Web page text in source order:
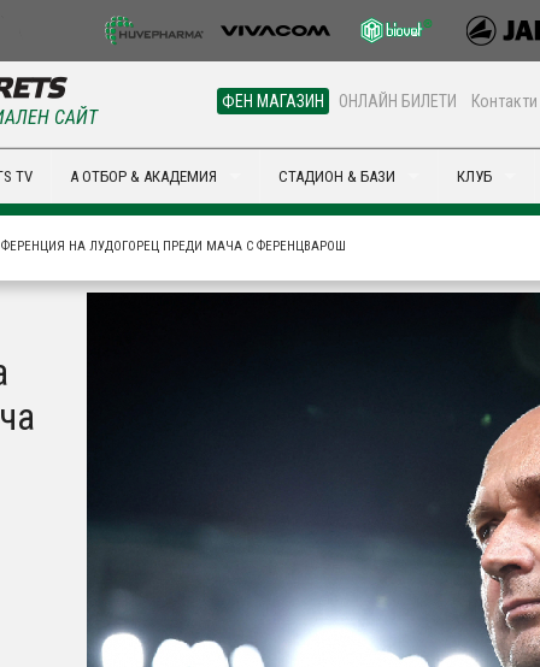
ФЕН МАГАЗИН ОНЛАЙН БИЛЕТИ Контакти
САЙТ
TV А ОТБОР & АКАДЕМИЯ СТАДИОН & БАЗИ КЛУБ
НА ЛУДОГОРЕЦ ПРЕДИ МАЧА С ФЕРЕНЦВАРОШ